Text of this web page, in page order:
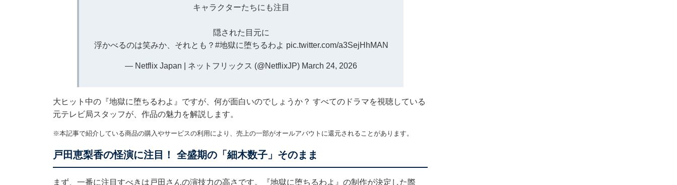
キャラクターたちにも注目
隠された目元に
浮かべるのは笑みか、それとも？ #地獄に堕ちるわよ pic.twitter.com/a3SejHhMAN
— Netflix Japan | ネットフリックス (@NetflixJP) March 24, 2026
大ヒット中の『地獄に堕ちるわよ』ですが、何が面白いのでしょうか？ すべてのドラマを視聴している
元テレビ局スタッフが、作品の魅力を解説します。
※本記事で紹介している商品の購入やサービスの利用により、売上の一部がオールアバウトに還元されることがあります。
戸田恵梨香の怪演に注目！ 全盛期の「細木数子」そのまま
まず、一番に注目すべきは戸田さんの演技力の高さです。『地獄に堕ちるわよ』の制作が決定した際